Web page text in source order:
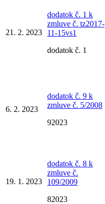
21. 2. 2023
dodatok č. 1 k
zmluve č. tz2017-
11-15vs1
dodatok č. 1
6. 2. 2023
dodatok č. 9 k
zmluve č. 5/2008
92023
19. 1. 2023
dodatok č. 8 k
zmluve č.
109/2009
82023